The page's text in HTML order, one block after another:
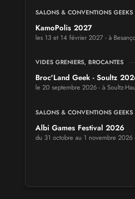
SALONS & CONVENTIONS GEEKS
KamoPolis 2027
les 13 et 14 février 2027 - à
VIDES GRENIERS, BROCANTES
Broc'Land Geek - Soultz
le 20 septembre 2026 - à Soultz-
SALONS & CONVENTIONS GEEKS
Albi Games Festival 2026
du 31 octobre au 1 novembre 2026
Virtual Calais - salon du
numériques 2026